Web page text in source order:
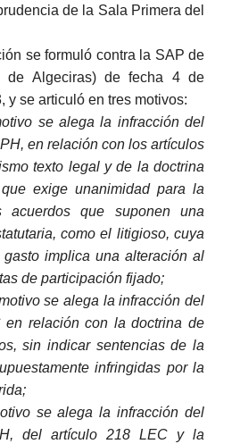
de la Sala Primera del
se formuló contra la SAP de
de Algeciras) de fecha 4 de
y se articuló en tres motivos:
se alega la infracción del
en relación con los artículos
texto legal y de la doctrina
exige unanimidad para la
acuerdos que suponen una
como el litigioso, cuya
implica una alteración al
de participación fijado;
se alega la infracción del
en relación con la doctrina de
sin indicar sentencias de la
infringidas por la
se alega la infracción del
del artículo 218 LEC y la